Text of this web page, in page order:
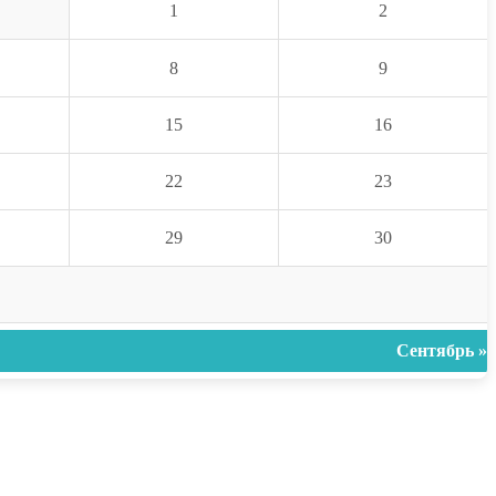
1 2
8 9
15 16
22 23
29 30
Сентябрь »